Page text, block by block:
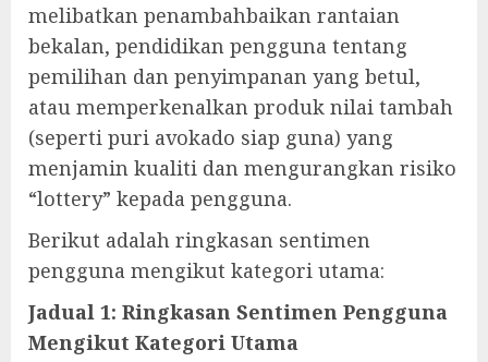
melibatkan penambahbaikan rantaian
bekalan, pendidikan pengguna tentang
pemilihan dan penyimpanan yang betul,
atau memperkenalkan produk nilai tambah
(seperti puri avokado siap guna) yang
menjamin kualiti dan mengurangkan risiko
“lottery” kepada pengguna.
Berikut adalah ringkasan sentimen
pengguna mengikut kategori utama:
Jadual 1: Ringkasan Sentimen Pengguna
Mengikut Kategori Utama